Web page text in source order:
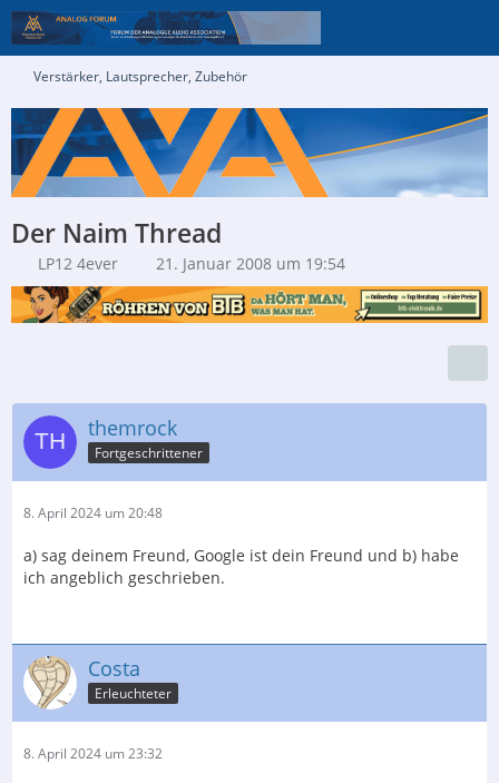
Verstärker, Lautsprecher, Zubehör
Der Naim Thread
LP12 4ever 21. Januar 2008 um 19:54
themrock
Fortgeschrittener
8. April 2024 um 20:48
a) sag deinem Freund, Google ist dein Freund und b) habe
ich angeblich geschrieben.
Costa
Erleuchteter
8. April 2024 um 23:32